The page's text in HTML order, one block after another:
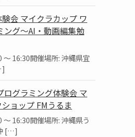
会 マイクラカップ ワ
ング～AI・動画編集勉
16:30開催場所: 沖縄県宜
グラミング体験会 マ
ョップ FMうるま
16:30開催場所: 沖縄県う
[…]